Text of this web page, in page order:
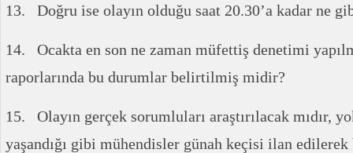
13. Doğru ise olayın olduğu saat 20.30’a kadar ne
14. Ocakta en son ne zaman müfettiş denetimi
raporlarında bu durumlar belirtilmiş midir?
15. Olayın gerçek sorumluları araştırılacak mıdır,
yaşandığı gibi mühendisler günah keçisi ilan edilerek